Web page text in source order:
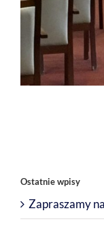
Ostatnie wpisy
Zapraszamy